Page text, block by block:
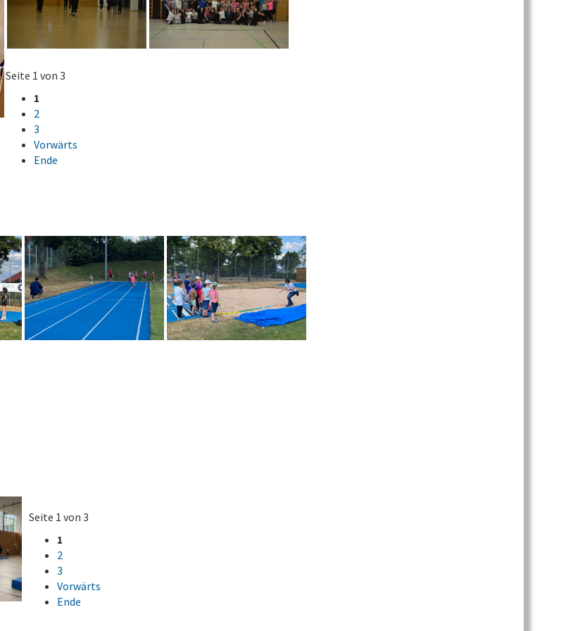
Seite 1 von 3
1
2
3
Vorwärts
Ende
Seite 1 von 3
1
2
3
Vorwärts
Ende